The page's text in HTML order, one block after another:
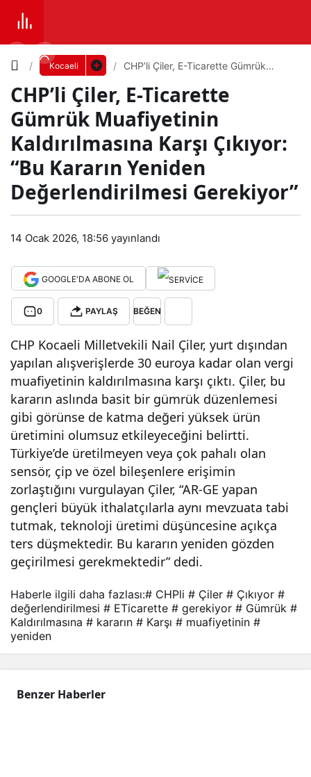
Kocaeli
CHP’li Çiler, E-Ticarette Gümrük
Çıkıyor: “Bu Kararın Yeniden
Değerlendirilmesi Gerekiyor”
CHP’li Çiler, E-Ticarette
Gümrük Muafiyetinin
Kaldırılmasına Karşı Çıkıyor:
“Bu Kararın Yeniden
Değerlendirilmesi Gerekiyor”
14 Ocak 2026, 18:56 yayınlandı
GOOGLE'DA ABONE OL
0 PAYLAŞ BEĞEN
CHP Kocaeli Milletvekili Nail Çiler, yurt dışından
yapılan alışverişlerde 30 euroya kadar olan vergi
muafiyetinin kaldırılmasına karşı çıktı. Çiler, bu
kararın aslında basit bir gümrük düzenlemesi
gibi görünse de katma değeri yüksek ürün
üretimini olumsuz etkileyeceğini belirtti.
Türkiye’de üretilmeyen veya çok pahalı olan
sensör, çip ve özel bileşenlere erişimin
zorlaştığını vurgulayan Çiler, “AR-GE yapan
gençleri büyük ithalatçılarla aynı mevzuata tabi
tutmak, teknoloji üretimi düşüncesine açıkça
ters düşmektedir. Bu kararın yeniden gözden
geçirilmesi gerekmektedir” dedi.
CHP
Çiler
Tica
e
Gü
mrü
k
Mua
fiyet
inin
Kald
Yazı
Boyutunu
dön
0
Haberle ilgili daha fazlası:# CHPli # Çiler # Çıkıyor #
değerlendirilmesi # ETicarette # gerekiyor # Gümrük #
Kaldırılmasına # kararın # Karşı # muafiyetinin #
yeniden
Benzer Haberler